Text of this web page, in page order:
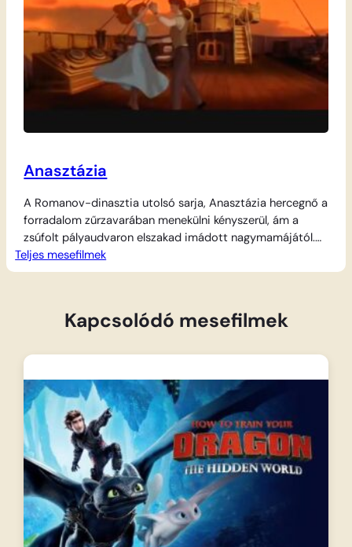
Anasztázia
A Romanov-dinasztia utolsó sarja, Anasztázia hercegnő a
forradalom zűrzavarában menekülni kényszerül, ám a
zsúfolt pályaudvaron elszakad imádott nagymamájától.
Az ütés következtében emlékeit vesztett lány, immár
Ánya néven, évekkel később indul útnak az árvaházból,
Dimitrivel és társával, akik a hercegnő hasonmását…
Teljes mesefilmek
Kapcsolódó mesefilmek